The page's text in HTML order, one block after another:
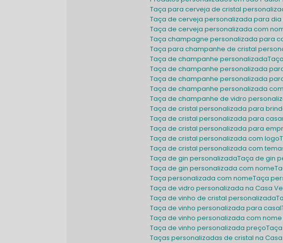
Taça para cerveja de cristal
Taça de cerveja personalizada para
Taça de cerveja personalizada com
Taça champagne personalizada para
Taça para champanhe de cristal
Taça de champanhe personalizada
Taça de champanhe personalizada
Taça de champanhe personalizada
Taça de champanhe personalizada
Taça de champanhe de vidro
Taça de cristal personalizada para
Taça de cristal personalizada para
Taça de cristal personalizada para
Taça de cristal personalizada com logo
Taça de cristal personalizada com
Taça de gin personalizada Taça de gin
Taça de gin personalizada com nome
Taça personalizada com nome Taça
Taça de vidro personalizada na Casa
Taça de vinho de cristal personalizada
Taça de vinho personalizada para casal
Taça de vinho personalizada com
Taça de vinho personalizada preço
Taças personalizadas de cristal na